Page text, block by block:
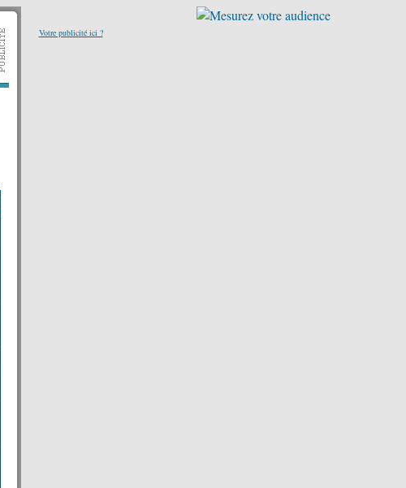
Votre publicité ici ?